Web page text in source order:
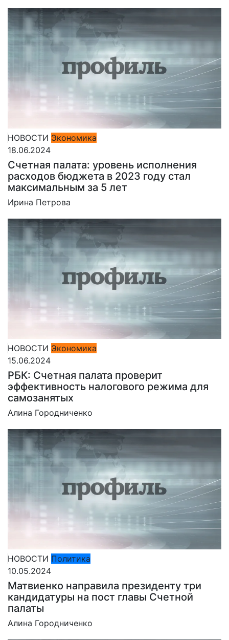
НОВОСТИ Экономика
18.06.2024
Счетная палата: уровень исполнения
расходов бюджета в 2023 году стал
максимальным за 5 лет
Ирина Петрова
НОВОСТИ Экономика
15.06.2024
РБК: Счетная палата проверит
эффективность налогового режима для
самозанятых
Алина Городниченко
НОВОСТИ Политика
10.05.2024
Матвиенко направила президенту три
кандидатуры на пост главы Счетной
палаты
Алина Городниченко